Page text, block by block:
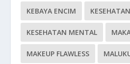
KEBAYA ENCIM KESEHATAN
KESEHATAN MENTAL
MAKEUP FLAWLESS